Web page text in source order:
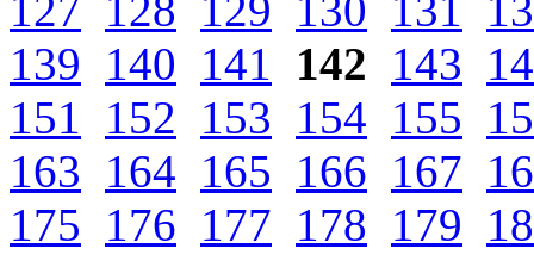
127 128 129 130 131
139 140 141 142 143
151
152 153 154 155
163 164 165 166 167
175 176 177 178 179